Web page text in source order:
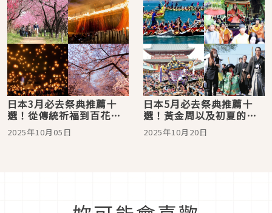
日本3月必去祭典推薦十
選！從傳統祈福到百花齊
放帶你一次看！
2025年10月05日
日本5月必去祭典推薦十
選！黃金周以及初夏的熱
鬧氣氛讓你盡興而歸！
2025年10月20日